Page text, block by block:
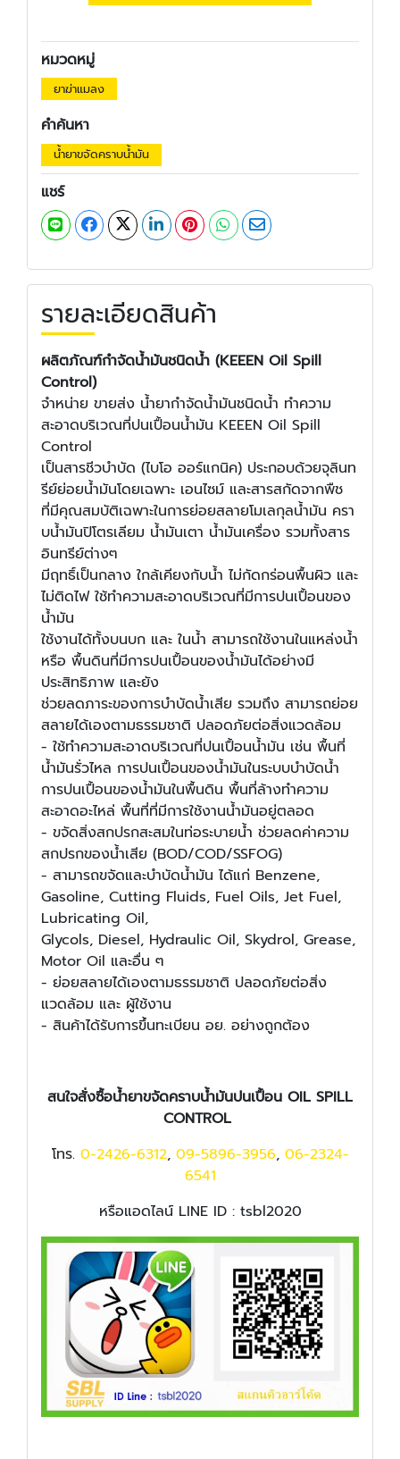
หมวดหมู่
ยาฆ่าแมลง
คำค้นหา
น้ำยาขจัดคราบน้ำมัน
แชร์
รายละเอียดสินค้า
ผลิตภัณฑ์กําจัดนํ้ามันชนิดนํ้า (KEEEN Oil Spill
Control)
จําหน่าย ขายส่ง นํ้ายากําจัดนํ้ามันชนิดนํ้า ทําความ
สะอาดบริเวณที่ปนเปื้อนนํ้ามัน KEEEN Oil Spill
Control
เป็นสารชีวบําบัด (ไบโอ ออร์แกนิค) ประกอบด้วยจุลินท
รีย์ย่อยนํ้ามันโดยเฉพาะ เอนไซม์ และสารสกัดจากพืช
ที่มีคุณสมบัติเฉพาะในการย่อยสลายโมเลกุลนํ้ามัน ครา
บนํ้ามันปิโตรเลียม นํ้ามันเตา นํ้ามันเครื่อง รวมทั้งสาร
อินทรีย์ต่างๆ
มีฤทธิ์เป็นกลาง ใกล้เคียงกับนํ้า ไม่กัดกร่อนพื้นผิว และ
ไม่ติดไฟ ใช้ทําความสะอาดบริเวณที่มีการปนเปื้อนของ
นํ้ามัน
ใช้งานได้ทั้งบนบก และ ในนํ้า สามารถใช้งานในแหล่งนํ้า
หรือ พื้นดินที่มีการปนเปื้อนของนํ้ามันได้อย่างมี
ประสิทธิภาพ และยัง
ช่วยลดภาระของการบําบัดนํ้าเสีย รวมถึง สามารถย่อย
สลายได้เองตามธรรมชาติ ปลอดภัยต่อสิ่งแวดล้อม
- ใช้ทําความสะอาดบริเวณที่ปนเปื้อนนํ้ามัน เช่น พื้นที่
นํ้ามันรั่วไหล การปนเปื้อนของนํ้ามันในระบบบําบัดนํ้า
การปนเปื้อนของนํ้ามันในพื้นดิน พื้นที่ล้างทําความ
สะอาดอะไหล่ พื้นที่ที่มีการใช้งานนํ้ามันอยู่ตลอด
- ขจัดสิ่งสกปรกสะสมในท่อระบายนํ้า ช่วยลดค่าความ
สกปรกของนํ้าเสีย (BOD/COD/SSFOG)
- สามารถขจัดและบําบัดนํ้ามัน ได้แก่ Benzene,
Gasoline, Cutting Fluids, Fuel Oils, Jet Fuel,
Lubricating Oil,
Glycols, Diesel, Hydraulic Oil, Skydrol, Grease,
Motor Oil และอื่น ๆ
- ย่อยสลายได้เองตามธรรมชาติ ปลอดภัยต่อสิ่ง
แวดล้อม และ ผู้ใช้งาน
- สินค้าได้รับการขึ้นทะเบียน อย. อย่างถูกต้อง
สนใจสั่งซื้อน้ำยาขจัดคราบน้ำมันปนเปื้อน OIL SPILL
CONTROL
โทร. 0-2426-6312, 09-5896-3956,06-2324-
6541
หรือแอดไลน์ LINE ID : tsbl2020